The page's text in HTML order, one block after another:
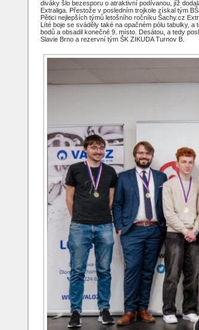
diváky šlo bezesporu o atraktivní podívanou, jíž
Extraliga. Přestože v posledním trojkole získal tým
Pětici nejlepších týmů letošního ročníku Šachy.cz
Líté boje se sváděly také na opačném pólu tabulky,
bodů a obsadil konečné 9. místo. Desátou, a tedy
Slavie Brno a rezervní tým ŠK ZIKUDA Turnov B.